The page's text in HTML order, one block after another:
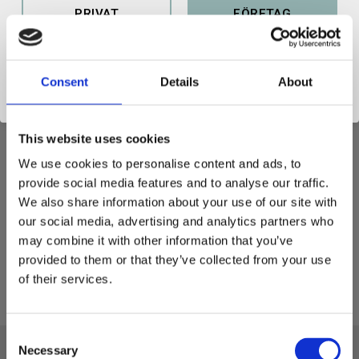
Consent Details About
This website uses cookies
We use cookies to personalise content and ads, to
provide social media features and to analyse our traffic.
We also share information about your use of our site with
our social media, advertising and analytics partners who
may combine it with other information that you’ve
provided to them or that they’ve collected from your use
of their services.
Necessary
Svensktillverkade Olofsfors SharqEdges™ plana vägstål för både
Håldelning: C-C 305 mm
Längd: 692 mm
Höjd: 200 mm
Tjocklek: 10 mm
Bulthål: 3x2
Vikt: 10,7 kg
PRIVAT FÖRETAG